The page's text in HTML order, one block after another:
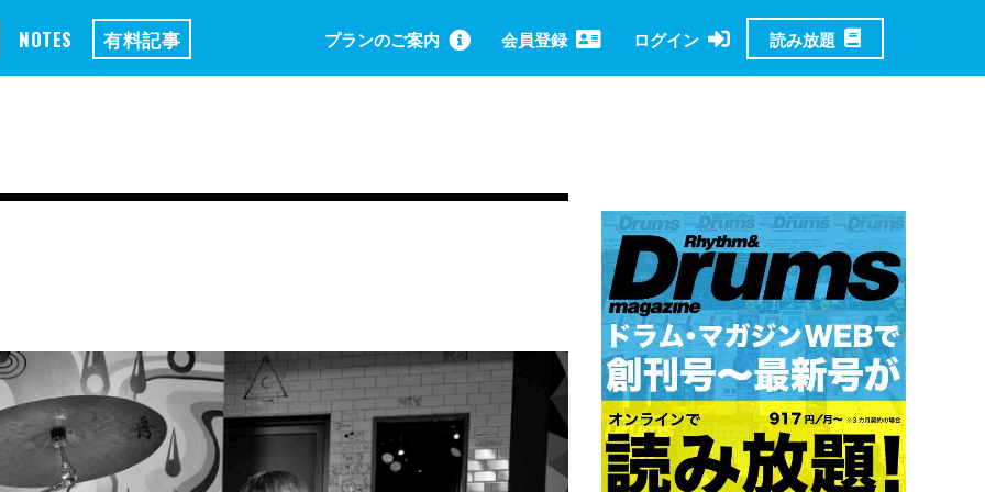
NOTES 有料記事 プランのご案内 会員登録 ログイン 読み放題